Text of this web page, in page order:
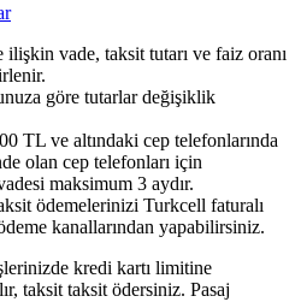
vade, taksit tutarı ve faiz oranı
göre tutarlar değişiklik
TL ve altındaki cep telefonlarında
olan cep telefonları için
maksimum 3 aydır.
ödemelerinizi Turkcell faturalı
kanallarından yapabilirsiniz.
kredi kartı limitine
taksit taksit ödersiniz. Pasaj